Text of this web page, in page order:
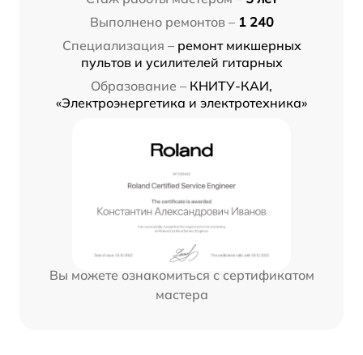
Выполнено ремонтов – 1 240
Специализация – ремонт микшерных
пультов и усилителей гитарных
Образование – КНИТУ-КАИ,
«Электроэнергетика и электротехника»
Вы можете ознакомиться с сертификатом
мастера